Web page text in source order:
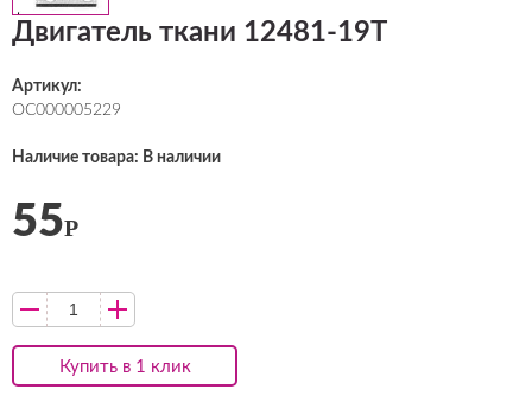
Двигатель ткани 12481-19T
Артикул:
ОС000005229
Наличие товара: В наличии
Купить в 1 клик
55Р